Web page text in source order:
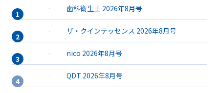
歯科衛生士 2026年8月号
ザ・クインテッセンス 2026年8月号
nico 2026年8月号
QDT 2026年8月号